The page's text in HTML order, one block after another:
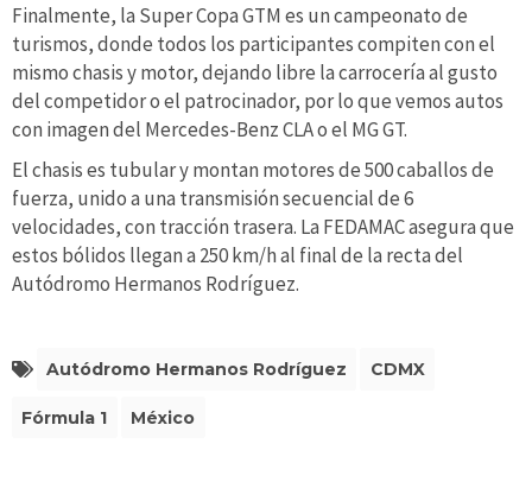
Finalmente, la Super Copa GTM es un campeonato de
turismos, donde todos los participantes compiten con el
mismo chasis y motor, dejando libre la carrocería al gusto
del competidor o el patrocinador, por lo que vemos autos
con imagen del Mercedes-Benz CLA o el MG GT.
El chasis es tubular y montan motores de 500 caballos de
fuerza, unido a una transmisión secuencial de 6
velocidades, con tracción trasera. La FEDAMAC asegura que
estos bólidos llegan a 250 km/h al final de la recta del
Autódromo Hermanos Rodríguez.
Autódromo Hermanos Rodríguez CDMX
Fórmula 1 México